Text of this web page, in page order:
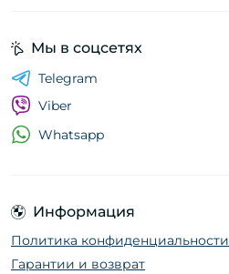
Информация
Политика конфиденциальности
Гарантии и возврат
Мы в соцсетях
Telegram
Viber
Whatsapp